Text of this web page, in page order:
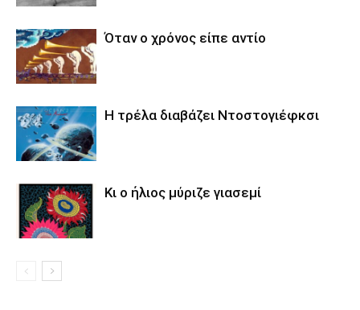
Όταν ο χρόνος είπε αντίο
Η τρέλα διαβάζει Ντοστογιέφκσι
Κι ο ήλιος μύριζε γιασεμί